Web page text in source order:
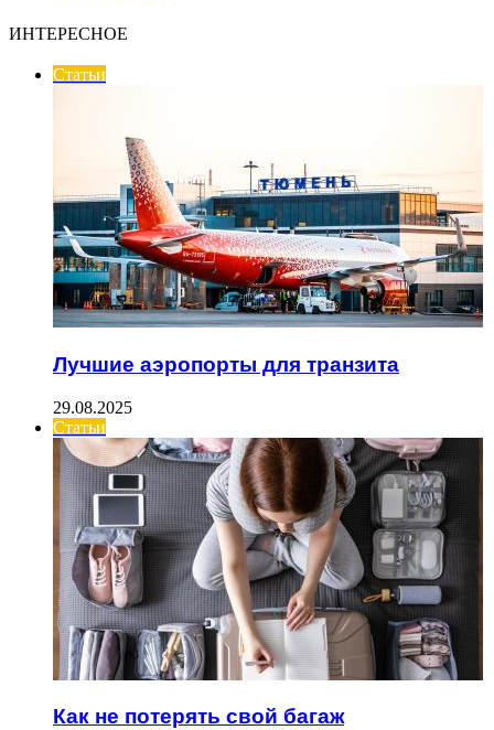
ИНТЕРЕСНОЕ
Статьи
Лучшие аэропорты для транзита
29.08.2025
Статьи
Как не потерять свой багаж